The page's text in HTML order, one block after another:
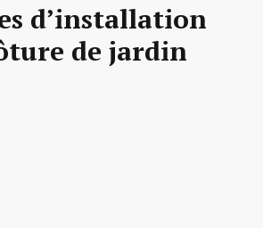
d’installation
de jardin